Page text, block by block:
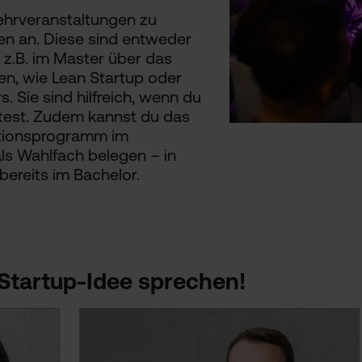
zu
an. Diese sind entweder
im Master über das
wie Lean Startup oder
Sie sind hilfreich, wenn du
Zudem kannst du das
im
Wahlfach belegen – in
im Bachelor.
Idee sprechen!